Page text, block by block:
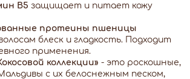
В5 защищает и питает кожу
протеины пшеницы
блеск и гладкость. Подходит
применения.
коллекции» - это роскошные,
с их белоснежным песком,